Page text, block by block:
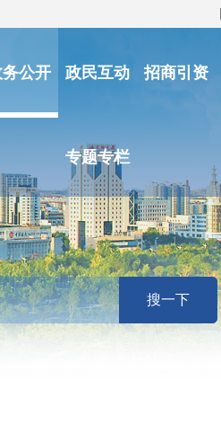
公开 政民互动 招商引资
专题专栏